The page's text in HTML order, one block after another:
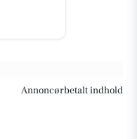
Annoncørbetalt indhold